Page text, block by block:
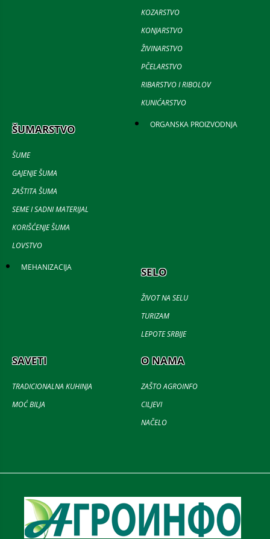
KOZARSTVO
KONJARSTVO
ŽIVINARSTVO
PČELARSTVO
RIBARSTVO I RIBOLOV
KUNIĆARSTVO
ŠUMARSTVO
ŠUME
GAJENJE ŠUMA
ZAŠTITA ŠUMA
SEME I SADNI MATERIJAL
KORIŠĆENJE ŠUMA
LOVSTVO
ORGANSKA PROIZVODNJA
MEHANIZACIJA SELO
ŽIVOT NA SELU
TURIZAM
LEPOTE SRBIJE
SAVETI
TRADICIONALNA KUHINJA
MOĆ BILJA
O NAMA
ZAŠTO AGROINFO
CILJEVI
NAČELO